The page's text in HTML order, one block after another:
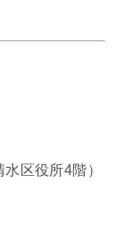
区役所4階）